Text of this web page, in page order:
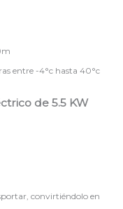
entre -4°c hasta 40°c
de 5.5 KW
convirtiéndolo en